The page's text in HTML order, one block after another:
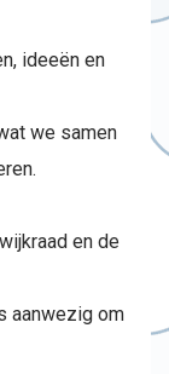
ideeën en
we samen
en de
aanwezig om